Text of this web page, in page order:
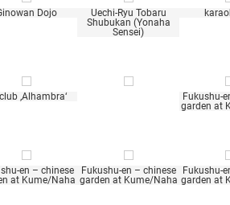
Dojo
Uechi-Ryu Tobaru
Shubukan (Yonaha
Sensei)
‚Alhambra‘
Fukushu-
garden at
en – chinese
at Kume/Naha
Fukushu-en – chinese
garden at Kume/Naha
Fukushu-
garden at